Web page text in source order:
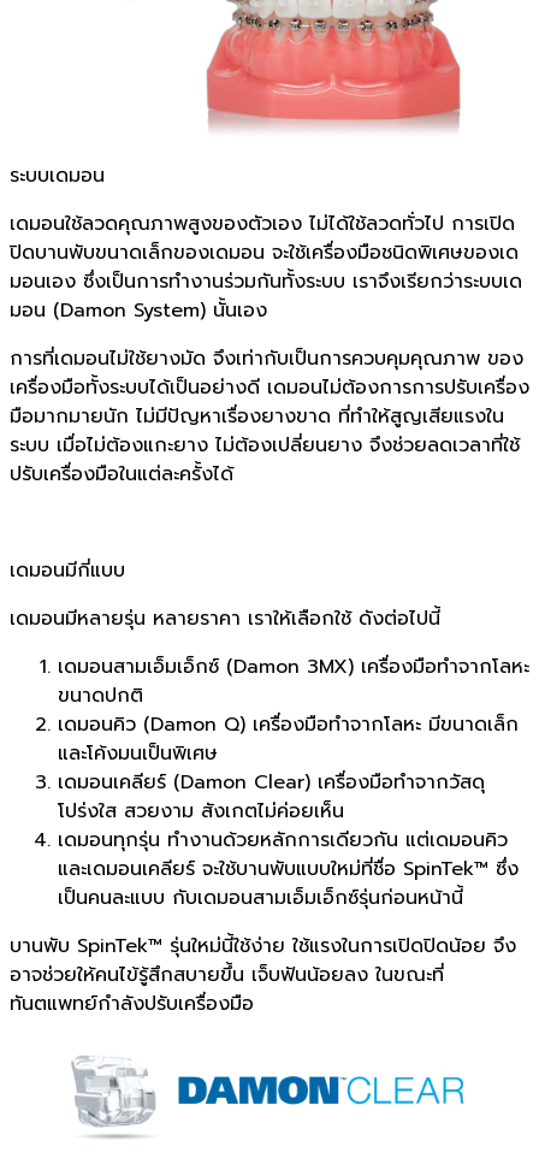
ระบบเดมอน
เดมอนใช้ลวดคุณภาพสูงของตัวเอง ไม่ได้ใช้ลวดทั่วไป การเปิด
ปิดบานพับขนาดเล็กของเดมอน จะใช้เครื่องมือชนิดพิเศษของเด
มอนเอง ซึ่งเป็นการทำงานร่วมกันทั้งระบบ เราจึงเรียกว่าระบบเด
มอน (Damon System) นั้นเอง
การที่เดมอนไม่ใช้ยางมัด จึงเท่ากับเป็นการควบคุมคุณภาพ ของ
เครื่องมือทั้งระบบได้เป็นอย่างดี เดมอนไม่ต้องการการปรับเครื่อง
มือมากมายนัก ไม่มีปัญหาเรื่องยางขาด ที่ทำให้สูญเสียแรงใน
ระบบ เมื่อไม่ต้องแกะยาง ไม่ต้องเปลี่ยนยาง จึงช่วยลดเวลาที่ใช้
ปรับเครื่องมือในแต่ละครั้งได้
เดมอนมีกี่แบบ
เดมอนมีหลายรุ่น หลายราคา เราให้เลือกใช้ ดังต่อไปนี้
เดมอนสามเอ็มเอ็กซ์ (Damon 3MX) เครื่องมือทำจากโลหะ
ขนาดปกติ
เดมอนคิว (Damon Q) เครื่องมือทำจากโลหะ มีขนาดเล็ก
และโค้งมนเป็นพิเศษ
เดมอนเคลียร์ (Damon Clear) เครื่องมือทำจากวัสดุ
โปร่งใส สวยงาม สังเกตไม่ค่อยเห็น
เดมอนทุกรุ่น ทำงานด้วยหลักการเดียวกัน แต่เดมอนคิว
และเดมอนเคลียร์ จะใช้บานพับแบบใหม่ที่ชื่อ SpinTek™ ซึ่ง
เป็นคนละแบบ กับเดมอนสามเอ็มเอ็กซ์รุ่นก่อนหน้านี้
บานพับ SpinTek™ รุ่นใหม่นี้ใช้ง่าย ใช้แรงในการเปิดปิดน้อย จึง
อาจช่วยให้คนไข้รู้สึกสบายขึ้น เจ็บฟันน้อยลง ในขณะที่
ทันตแพทย์กำลังปรับเครื่องมือ